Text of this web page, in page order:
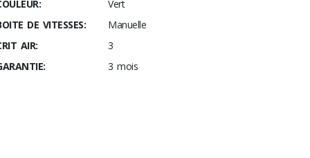
Vert
DE VITESSES:
Manuelle
AIR:
3
3 mois